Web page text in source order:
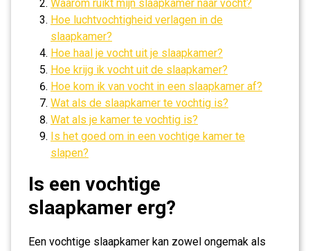
Waarom ruikt mijn slaapkamer naar vocht?
Hoe luchtvochtigheid verlagen in de
slaapkamer?
Hoe haal je vocht uit je slaapkamer?
Hoe krijg ik vocht uit de slaapkamer?
Hoe kom ik van vocht in een slaapkamer af?
Wat als de slaapkamer te vochtig is?
Wat als je kamer te vochtig is?
Is het goed om in een vochtige kamer te
slapen?
Is een vochtige
slaapkamer erg?
Een vochtige slaapkamer kan zowel ongemak als